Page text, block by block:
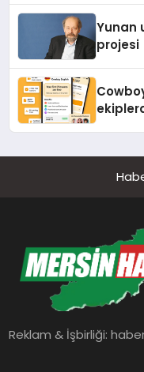
Yunan
projesi
Reklam & İşbirliği: